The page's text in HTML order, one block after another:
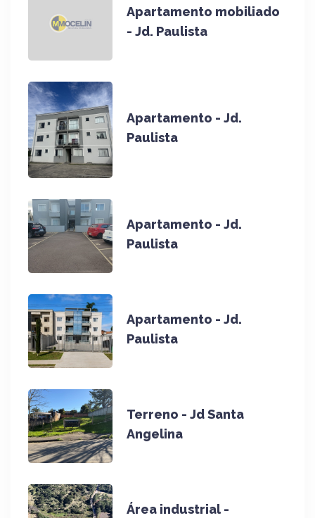
Apartamento mobiliado
- Jd. Paulista
Apartamento - Jd.
Paulista
Apartamento - Jd.
Paulista
Apartamento - Jd.
Paulista
Terreno - Jd Santa
Angelina
Área industrial -